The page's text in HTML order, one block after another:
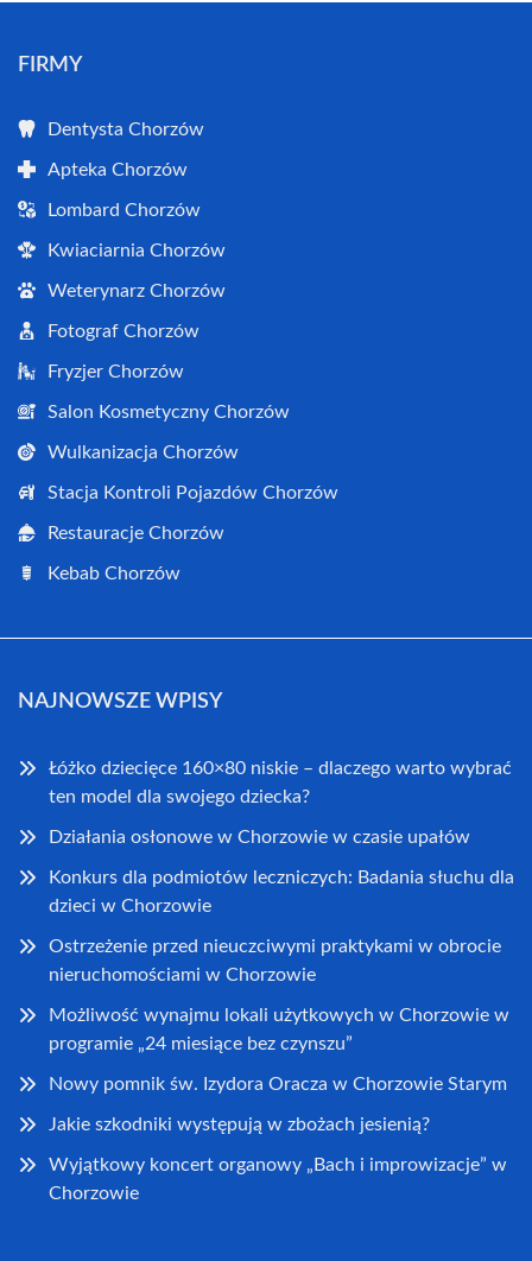
FIRMY
Dentysta Chorzów
Apteka Chorzów
Lombard Chorzów
Kwiaciarnia Chorzów
Weterynarz Chorzów
Fotograf Chorzów
Fryzjer Chorzów
Salon Kosmetyczny Chorzów
Wulkanizacja Chorzów
Stacja Kontroli Pojazdów Chorzów
Restauracje Chorzów
Kebab Chorzów
NAJNOWSZE WPISY
Łóżko dziecięce 160×80 niskie – dlaczego warto wybrać
ten model dla swojego dziecka?
Działania osłonowe w Chorzowie w czasie upałów
Konkurs dla podmiotów leczniczych: Badania słuchu dla
dzieci w Chorzowie
Ostrzeżenie przed nieuczciwymi praktykami w obrocie
nieruchomościami w Chorzowie
Możliwość wynajmu lokali użytkowych w Chorzowie w
programie „24 miesiące bez czynszu”
Nowy pomnik św. Izydora Oracza w Chorzowie Starym
Jakie szkodniki występują w zbożach jesienią?
Wyjątkowy koncert organowy „Bach i improwizacje” w
Chorzowie